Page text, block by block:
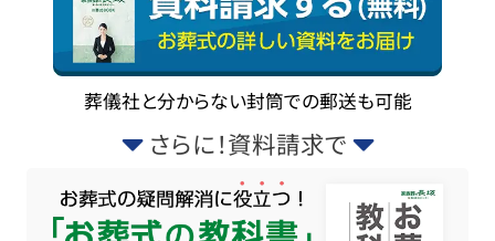
葬儀社と分からない封筒での郵送も可能
さらに！資料請求で